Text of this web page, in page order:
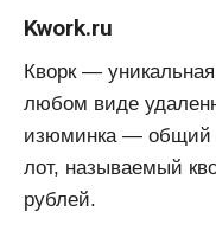
Kwork.ru
Кворк —
любом виде
изюминка — общий
лот, называемый
рублей.